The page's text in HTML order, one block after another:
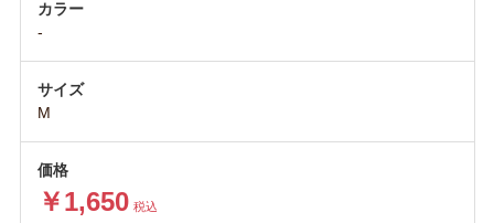
-
M
￥1,650 税込